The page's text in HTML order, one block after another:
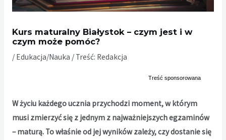
Kurs maturalny Białystok – czym jest i w
czym może pomóc?
/ Edukacja/Nauka / Treść: Redakcja
W życiu każdego ucznia przychodzi moment, w którym
musi zmierzyć się z jednym z najważniejszych egzaminów
– maturą. To właśnie od jej wyników zależy, czy dostanie się